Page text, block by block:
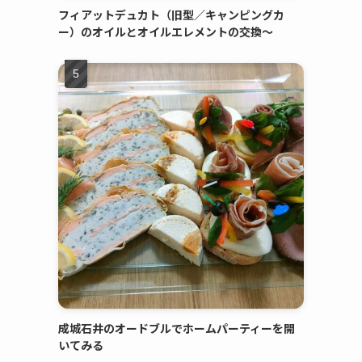
フィアットデュカト（旧型／キャンピングカ
ー）のオイルとオイルエレメントの交換～
成城石井のオードブルでホームパーティーを開
いてみる